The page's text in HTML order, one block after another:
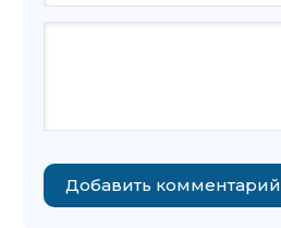
Добавить комментарий